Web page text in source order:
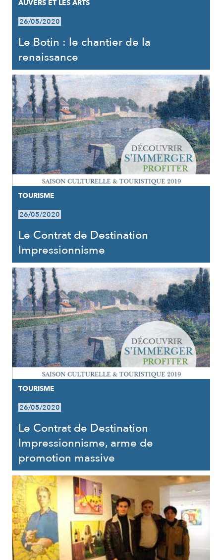
AUVERS ET LES ARTS
26/05/2020
Le Botin : le chantier de la
renaissance
TOURISME
26/05/2020
Le Contrat de Destination
Impressionnisme
TOURISME
26/05/2020
Le Contrat de Destination
Impressionnisme, arme de
promotion massive